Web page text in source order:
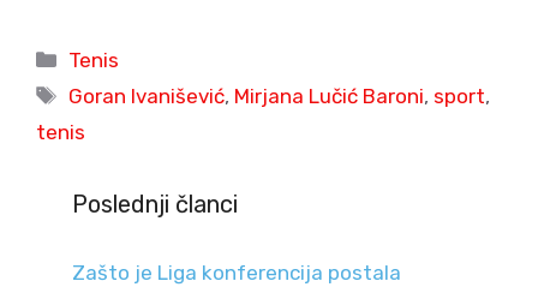
Categories
Tenis
Tags
Goran Ivanišević, Mirjana Lučić Baroni, sport,
tenis
Poslednji članci
Zašto je Liga konferencija postala